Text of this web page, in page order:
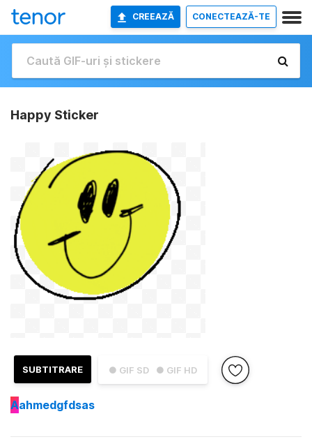
CREEAZĂ CONECTEAZĂ-TE
Happy Sticker
● GIF SD ● GIF HD
SUBTITRARE
Aahmedgfdsas